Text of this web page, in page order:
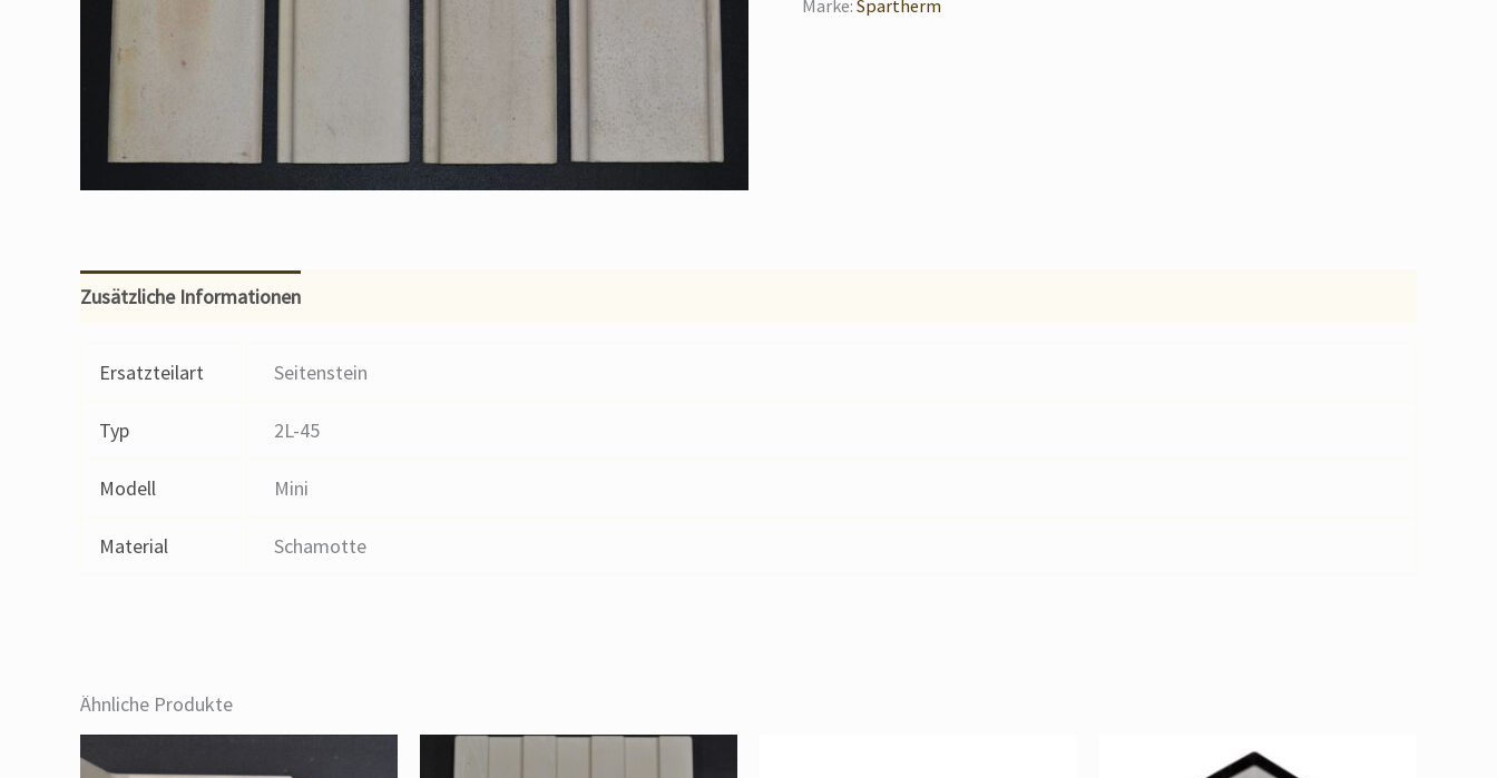
Marke: Spartherm
Zusätzliche Informationen
Ersatzteilart Seitenstein
Typ 2L-45
Modell Mini
Material Schamotte
Ähnliche Produkte